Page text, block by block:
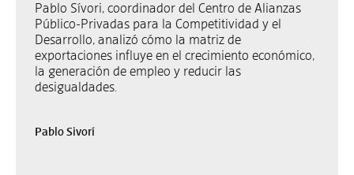
Pablo Sívori, coordinador del Centro de Alianzas
Público-Privadas para la Competitividad y el
Desarrollo, analizó cómo la matriz de
exportaciones influye en el crecimiento económico,
la generación de empleo y reducir las
desigualdades.
Pablo Sivorí